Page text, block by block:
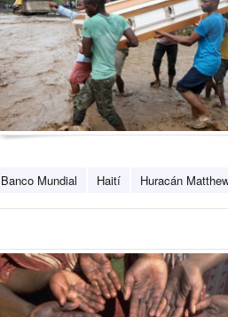
Banco Mundial Haití Huracán